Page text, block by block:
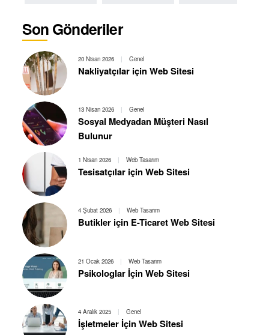
Son Gönderiler
20 Nisan 2026 | Genel
Nakliyatçılar için Web Sitesi
13 Nisan 2026 | Genel
Sosyal Medyadan Müşteri Nasıl
Bulunur
1 Nisan 2026 | Web Tasarım
Tesisatçılar için Web Sitesi
4 Şubat 2026 | Web Tasarım
Butikler için E-Ticaret Web Sitesi
21 Ocak 2026 | Web Tasarım
Psikologlar İçin Web Sitesi
4 Aralık 2025 | Genel
İşletmeler İçin Web Sitesi